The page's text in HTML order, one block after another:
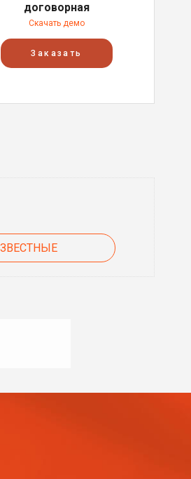
договорная
Скачать демо
Заказать